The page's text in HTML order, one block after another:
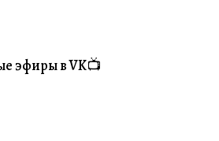
эфиры в VK📺